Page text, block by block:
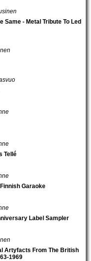
Same - Metal Tribute To Led
Tellé
Garaoke
Label Sampler
Artyfacts From The British
1969